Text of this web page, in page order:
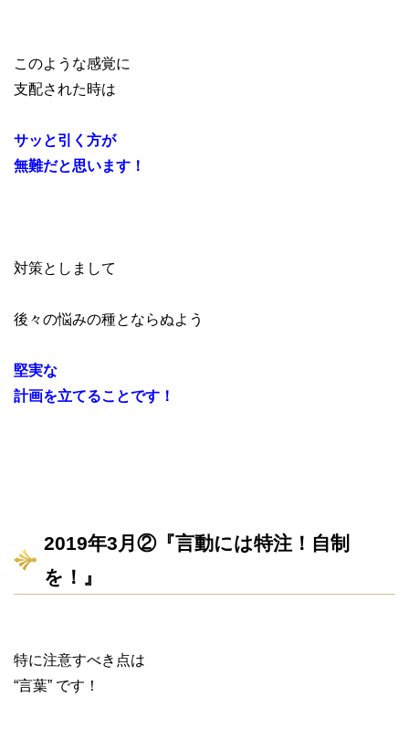
このような感覚に
支配された時は
サッと引く方が
無難だと思います！
対策としまして
後々の悩みの種とならぬよう
堅実な
計画を立てることです！
2019年3月②『言動には特注！自制
を！』
特に注意すべき点は
“言葉” です！